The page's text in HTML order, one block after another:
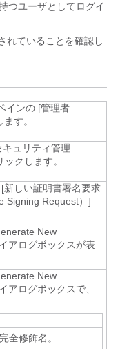
つユーザとしてログイ
れていることを確認し
インの [管理者
す。
キュリティ管理
ックします。
新しい証明書署名要求
Signing Request）]
New
アログボックスが表
New
アログボックスで、
全修飾名。